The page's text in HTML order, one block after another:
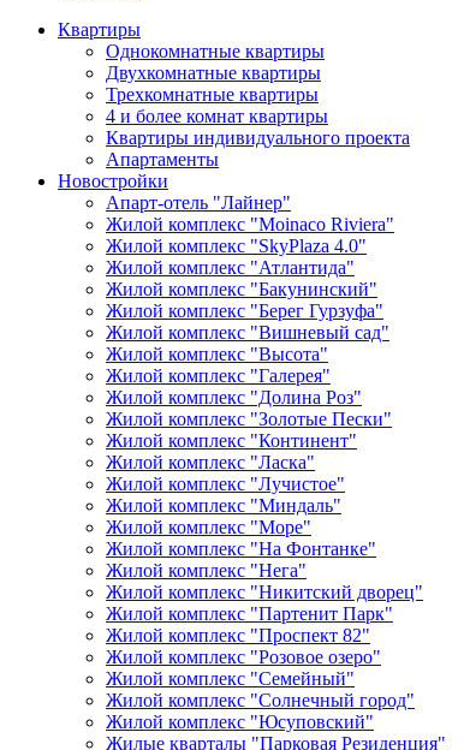
Квартиры
Однокомнатные квартиры
Двухкомнатные квартиры
Трехкомнатные квартиры
4 и более комнат квартиры
Квартиры индивидуального проекта
Апартаменты
Новостройки
Апарт-отель "Лайнер"
Жилой комплекс "Moinaco Riviera"
Жилой комплекс "SkyPlaza 4.0"
Жилой комплекс "Атлантида"
Жилой комплекс "Бакунинский"
Жилой комплекс "Берег Гурзуфа"
Жилой комплекс "Вишневый сад"
Жилой комплекс "Высота"
Жилой комплекс "Галерея"
Жилой комплекс "Долина Роз"
Жилой комплекс "Золотые Пески"
Жилой комплекс "Континент"
Жилой комплекс "Ласка"
Жилой комплекс "Лучистое"
Жилой комплекс "Миндаль"
Жилой комплекс "Море"
Жилой комплекс "На Фонтанке"
Жилой комплекс "Нега"
Жилой комплекс "Никитский дворец"
Жилой комплекс "Партенит Парк"
Жилой комплекс "Проспект 82"
Жилой комплекс "Розовое озеро"
Жилой комплекс "Семейный"
Жилой комплекс "Солнечный город"
Жилой комплекс "Юсуповский"
Жилые кварталы "Парковая Резиденция"